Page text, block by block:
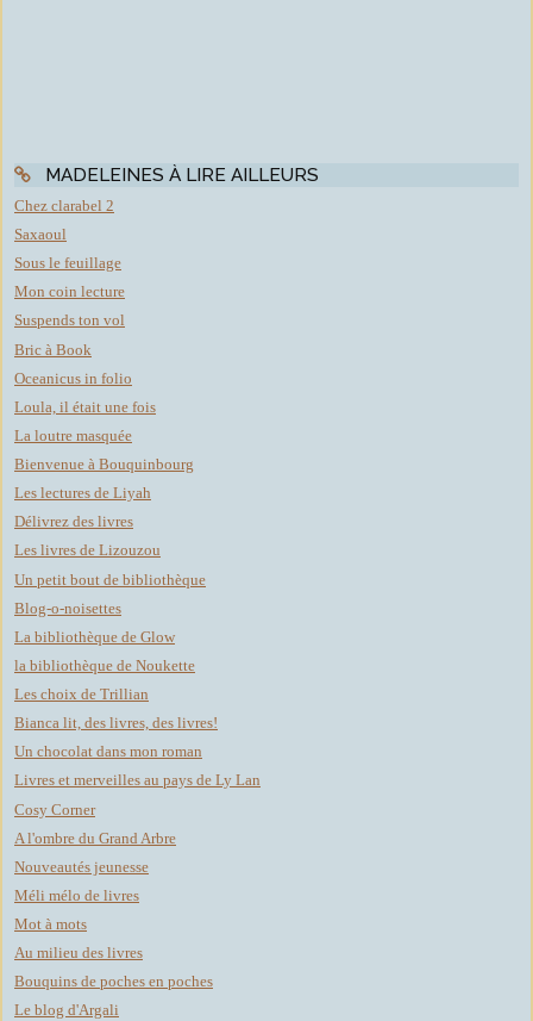
MADELEINES À LIRE AILLEURS
Chez clarabel 2
Saxaoul
Sous le feuillage
Mon coin lecture
Suspends ton vol
Bric à Book
Oceanicus in folio
Loula, il était une fois
La loutre masquée
Bienvenue à Bouquinbourg
Les lectures de Liyah
Délivrez des livres
Les livres de Lizouzou
Un petit bout de bibliothèque
Blog-o-noisettes
La bibliothèque de Glow
la bibliothèque de Noukette
Les choix de Trillian
Bianca lit, des livres, des livres!
Un chocolat dans mon roman
Livres et merveilles au pays de Ly Lan
Cosy Corner
A l'ombre du Grand Arbre
Nouveautés jeunesse
Méli mélo de livres
Mot à mots
Au milieu des livres
Bouquins de poches en poches
Le blog d'Argali